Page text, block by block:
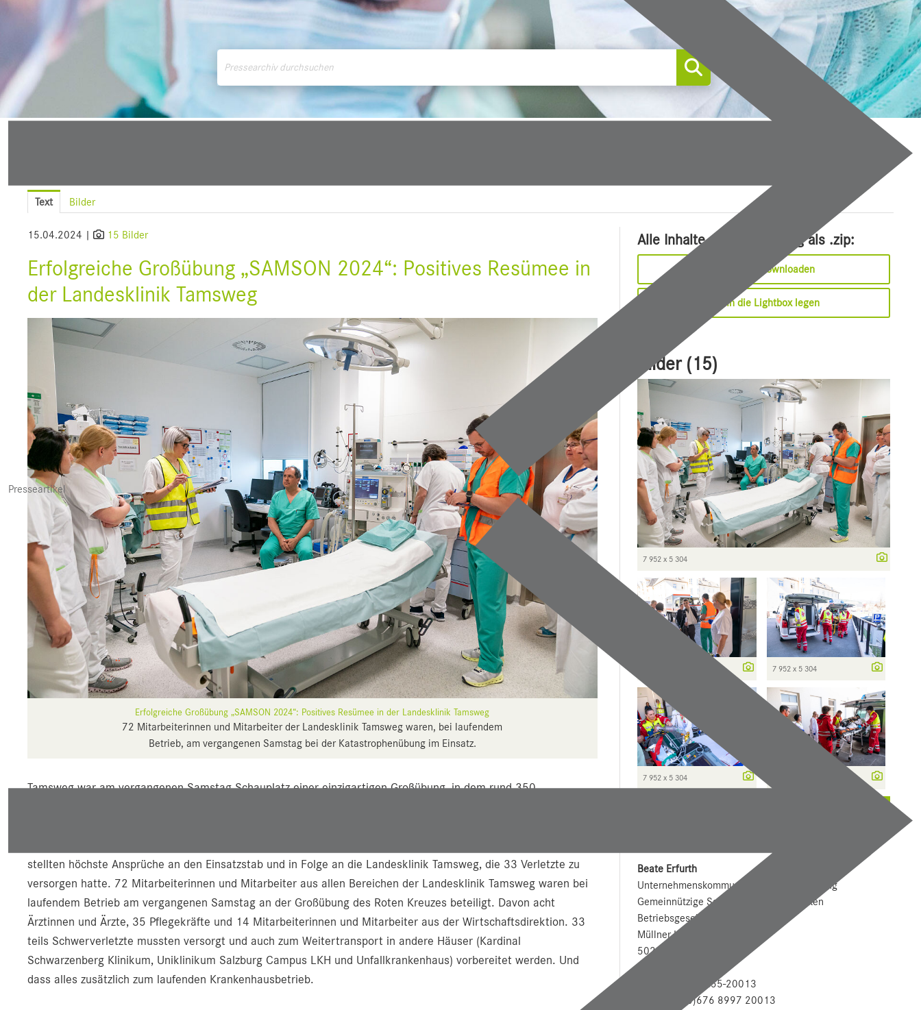
Presseartikel
Text Bilder
15.04.2024 | 15 Bilder
Erfolgreiche Großübung „SAMSON 2024“: Positives Resümee in
der Landesklinik Tamsweg
Erfolgreiche Großübung „SAMSON 2024“: Positives Resümee in der Landesklinik Tamsweg
72 Mitarbeiterinnen und Mitarbeiter der Landesklinik Tamsweg waren, bei laufendem
Betrieb, am vergangenen Samstag bei der Katastrophenübung im Einsatz.
Tamsweg war am vergangenen Samstag Schauplatz einer einzigartigen Großübung, in dem rund 350
stellten höchste Ansprüche an den Einsatzstab und in Folge an die Landesklinik Tamsweg, die 33 Verletzte zu
versorgen hatte. 72 Mitarbeiterinnen und Mitarbeiter aus allen Bereichen der Landesklinik Tamsweg waren bei
laufendem Betrieb am vergangenen Samstag an der Großübung des Roten Kreuzes beteiligt. Davon acht
Ärztinnen und Ärzte, 35 Pflegekräfte und 14 Mitarbeiterinnen und Mitarbeiter aus der Wirtschaftsdirektion. 33
teils Schwerverletzte mussten versorgt und auch zum Weitertransport in andere Häuser (Kardinal
Schwarzenberg Klinikum, Uniklinikum Salzburg Campus LKH und Unfallkrankenhaus) vorbereitet werden. Und
dass alles zusätzlich zum laufenden Krankenhausbetrieb.
Alle Inhalte dieser Meldung als .zip:
Sofort downloaden
In die Lightbox legen
Bilder (15)
7 952 x 5 304
7 952 x 5 304
7 952 x 5 304
Beate Erfurth
Unternehmens­kommunikation und Marketing
Gemeinnützige Salzburger Landeskliniken
Betriebsgesellschaft mbH
Müllner Hauptstraße 48
5020 Salzburg
Tel: +43 (0)5 7255-20013
Mob: +43 (0)676 8997 20013